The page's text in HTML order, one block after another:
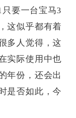
要一台宝马3
这似乎都有着
多人觉得，这
实际使用中也
年份，还会出
是否如此，今